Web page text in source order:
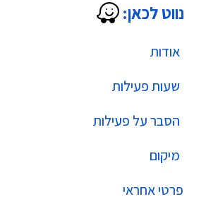
אודות
שעות פעילות
הסבר על פעילות
מיקום
פרטי אחראי
נווט לכאן: